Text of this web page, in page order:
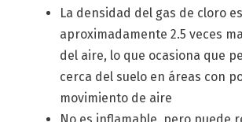
La densidad del gas de cloro es
aproximadamente 2.5 veces
del aire, lo que ocasiona que
cerca del suelo en áreas con
movimiento de aire